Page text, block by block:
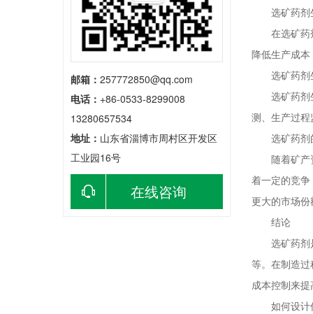
邮箱： 257772850@qq.com
电话： +86-0533-8299008
13280657534
地址： 山东省淄博市周村区开发区
工业园16号
在线咨询
选矿药剂
在选矿药剂
降低生产成
选矿药剂
选矿药剂生
测、生产过
选矿药剂
随着矿产资
着一定的竞
更大的市场份
结论
选矿药剂是
等。在制造
成本控制来
如何设计